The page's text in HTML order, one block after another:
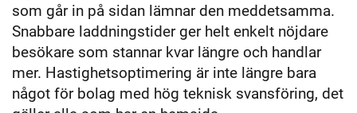
som går in på sidan lämnar den meddetsamma.
Snabbare laddningstider ger helt enkelt nöjdare
besökare som stannar kvar längre och handlar
mer. Hastighetsoptimering är inte längre bara
något för bolag med hög teknisk svansföring, det